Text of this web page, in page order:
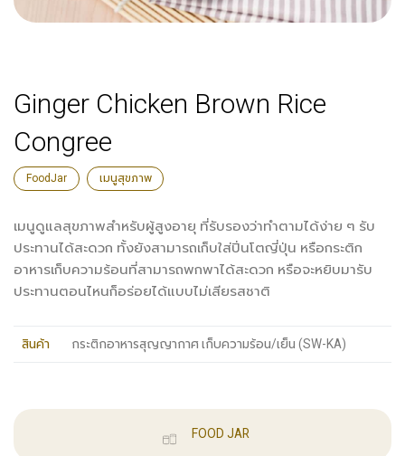
Ginger Chicken Brown Rice
Congree
FoodJar เมนูสุขภาพ
เมนูดูแลสุขภาพสำหรับผู้สูงอายุ ที่รับรองว่าทำตามได้ง่าย ๆ รับ
ประทานได้สะดวก ทั้งยังสามารถเก็บใส่ปิ่นโตญี่ปุ่น หรือกระติก
อาหารเก็บความร้อนที่สามารถพกพาได้สะดวก หรือจะหยิบมารับ
ประทานตอนไหนก็อร่อยได้แบบไม่เสียรสชาติ
สินค้า กระติกอาหารสุญญากาศ เก็บความร้อน/เย็น (SW-KA)
FOOD JAR